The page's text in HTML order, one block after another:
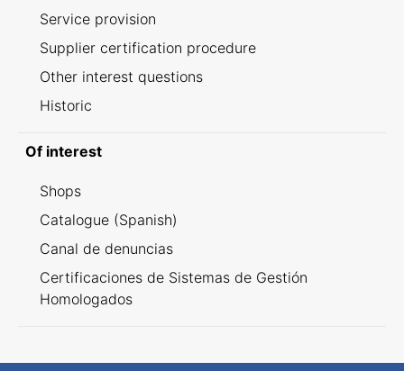
Service provision
Supplier certification procedure
Other interest questions
Historic
Of interest
Shops
Catalogue (Spanish)
Canal de denuncias
Certificaciones de Sistemas de Gestión
Homologados